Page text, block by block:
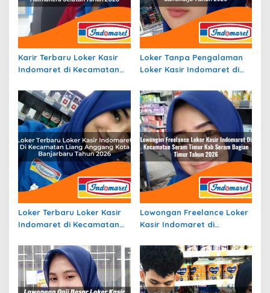
Karir Terbaru Loker Kasir
Indomaret di Kecamatan
Halmahera Selatan Tahun
2026
Loker Tanpa Pengalaman
Loker Kasir Indomaret di
Kab. Sukoharjo Tahun 2026
Loker Terbaru Loker Kasir
Indomaret di Kecamatan
Banjarbaru Tahun 2026
Lowongan Freelance Loker
Kasir Indomaret di
Kab. Seram Bagian Timur
Tahun 2026